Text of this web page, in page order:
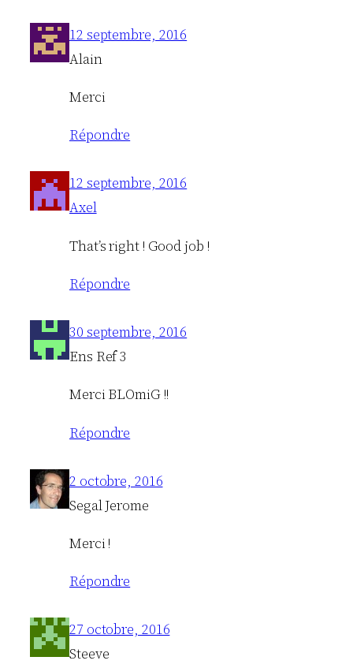
12 septembre, 2016
Alain
Merci
Répondre
12 septembre, 2016
Axel
That’s right ! Good job !
Répondre
30 septembre, 2016
Ens Ref 3
Merci BLOmiG !!
Répondre
2 octobre, 2016
Segal Jerome
Merci !
Répondre
27 octobre, 2016
Steeve